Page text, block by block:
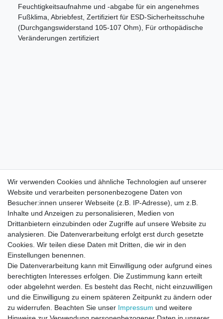
Feuchtigkeitsaufnahme und -abgabe für ein angenehmes
Fußklima, Abriebfest, Zertifiziert für ESD-Sicherheitsschuhe
(Durchgangswiderstand 105-107 Ohm), Für orthopädische
Veränderungen zertifiziert
Direktkontakt per Telefon unter 04331 / 4928-910
Wir verwenden Cookies und ähnliche Technologien auf unserer
Website und verarbeiten personenbezogene Daten von
Besucher:innen unserer Webseite (z.B. IP-Adresse), um z.B.
Inhalte und Anzeigen zu personalisieren, Medien von
Drittanbietern einzubinden oder Zugriffe auf unsere Website zu
analysieren. Die Datenverarbeitung erfolgt erst durch gesetzte
Cookies. Wir teilen diese Daten mit Dritten, die wir in den
Einstellungen benennen.
Die Datenverarbeitung kann mit Einwilligung oder aufgrund eines
berechtigten Interesses erfolgen. Die Zustimmung kann erteilt
oder abgelehnt werden. Es besteht das Recht, nicht einzuwilligen
und die Einwilligung zu einem späteren Zeitpunkt zu ändern oder
zu widerrufen. Beachten Sie unser Impressum und weitere